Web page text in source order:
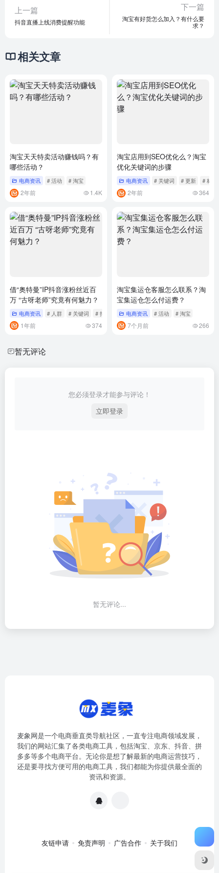
上一篇
抖音直播上线消费提醒功能
下一篇
淘宝有好货怎么加入？有什么要
求？
相关文章
淘宝天天特卖活动赚钱吗？有
哪些活动？
电商资讯 # 活动 # 淘宝
2年前 1.4K
淘宝店用到SEO优化么？淘宝
优化关键词的步骤
电商资讯 # 关键词 # 更新 # 标题
2年前 364
借“奥特曼”IP抖音涨粉丝近百
万 “古呀老师”究竟有何魅力？
电商资讯 # 人群 # 关键词 # 抖音
1年前 374
淘宝集运仓客服怎么联系？淘
宝集运仓怎么付运费？
电商资讯 # 活动 # 淘宝
7个月前 266
暂无评论
您必须登录才能参与评论！
立即登录
暂无评论...
麦象网是一个电商垂直类导航社区，一直专注电商领域发展，
我们的网站汇集了各类电商工具，包括淘宝、京东、抖音、拼
多多等多个电商平台。无论你是想了解最新的电商运营技巧，
还是要寻找方便可用的电商工具，我们都能为你提供最全面的
资讯和资源。
友链申请 免责声明 广告合作 关于我们